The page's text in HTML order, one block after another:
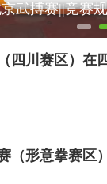
武搏赛||竞赛
四川赛区）在
（形意拳赛区